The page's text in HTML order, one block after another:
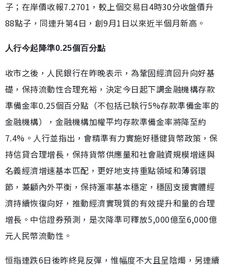
子；在岸價收報7.2701，較上個交易日4時30分收盤價升
88點子，同連升第4日，創9月1日以來近半個月新高。
人行今起降準0.25個百分點
收市之後，人民銀行在昨晚表示，為鞏固經濟回升向好基
礎，保持流動性合理充裕，決定今日起下調金融機構存款
準備金率0.25個百分點（不包括已執行5%存款準備金率的
金融機構），金融機構加權平均存款準備金率將降至約
7.4%。人行並指出，會精準有力實施好穩健貨幣政策，保
持信貸合理增長，保持貨幣供應量和社會融資規模增速與
名義經濟增速基本匹配，更好地支持重點領域和薄弱環
節，兼顧內外平衡，保持滙率基本穩定，穩固支援實體經
濟持續恢復向好，推動經濟實現質的有效提升和量的合理
增長。中信證券預測，是次降準可釋放5,000億至6,000億
元人民幣流動性。
恒指連跌6日後昨終見反彈，惟幅度不大且呈陰燭，另連續